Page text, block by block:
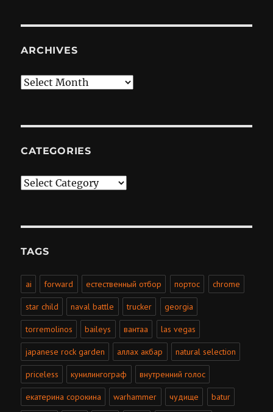
ARCHIVES
Archives
CATEGORIES
Categories
TAGS
ai forward естественный отбор портос chrome
star child naval battle trucker georgia
torremolinos baileys вантаа las vegas
japanese rock garden аллах акбар natural selection
priceless кунилингограф внутренний голос
екатерина сорокина warhammer чудище batur